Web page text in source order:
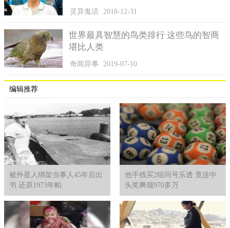
灵异鬼话 2018-12-31
世界最具智慧的鸟类排行 这些鸟的智商
堪比人类
奇闻异事 2019-07-10
编辑推荐
被外星人绑架当事人45年后出
书 还原1973年帕
他手残买2组同号乐透 竟连中
头奖爽领970多万